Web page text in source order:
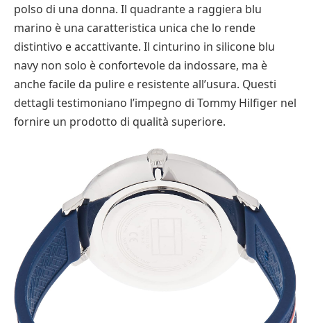
polso di una donna. Il quadrante a raggiera blu
marino è una caratteristica unica che lo rende
distintivo e accattivante. Il cinturino in silicone blu
navy non solo è confortevole da indossare, ma è
anche facile da pulire e resistente all’usura. Questi
dettagli testimoniano l’impegno di Tommy Hilfiger nel
fornire un prodotto di qualità superiore.